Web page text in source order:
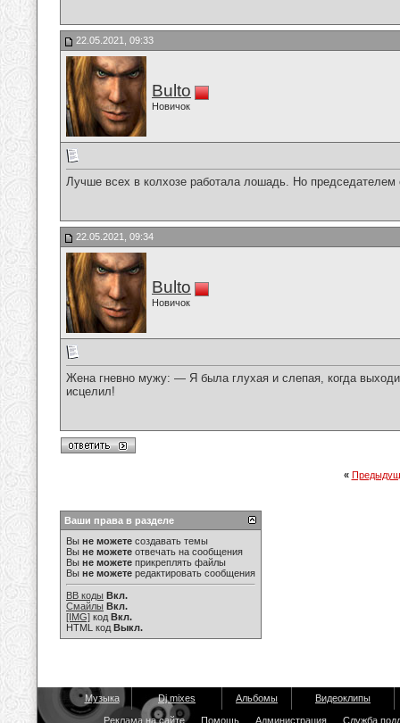
22.05.2021, 09:33
Bulto
Новичок
Лучше всех в колхозе работала лошадь. Но председателем
22.05.2021, 09:34
Bulto
Новичок
Жена гневно мужу: — Я была глухая и слепая, когда
исцелил!
«
Ваши права в разделе
Вы не можете создавать темы
Вы не можете отвечать на сообщения
Вы не можете прикреплять файлы
Вы не можете редактировать сообщения
BB коды Вкл.
Смайлы Вкл.
[IMG] код Вкл.
HTML код Выкл.
Музыка Dj mixes Альбомы Видеоклипы
Реклама на сайте Помощь Администрация Служба